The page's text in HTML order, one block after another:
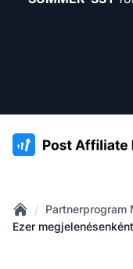
:site.title
Home
/ Partnerprogram
Ezer